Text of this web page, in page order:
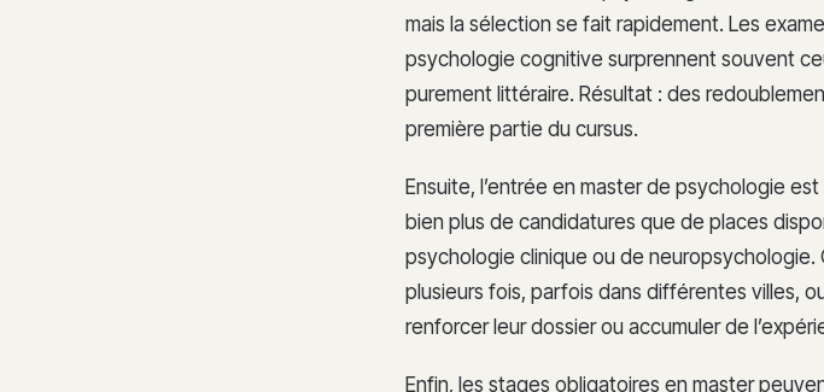
mais la sélection se fait rapidement. Les
psychologie cognitive surprennent souvent
purement littéraire. Résultat : des
première partie du cursus.
Ensuite, l’entrée en master de psychologie
bien plus de candidatures que de places
psychologie clinique ou de
plusieurs fois, parfois dans différentes villes,
renforcer leur dossier ou accumuler de
Enfin, les stages obligatoires en master